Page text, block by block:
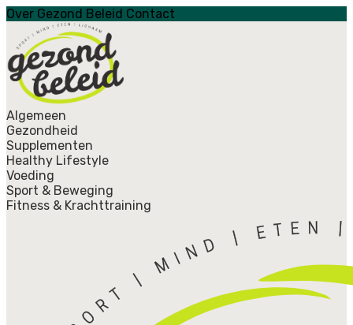
Over Gezond Beleid Contact
Algemeen
Gezondheid
Supplementen
Healthy Lifestyle
Voeding
Sport & Beweging
Fitness & Krachttraining